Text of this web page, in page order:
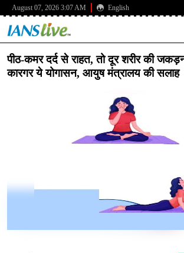
August 07, 2026 3:07 AM English
पीठ-कमर दर्द से राहत, तो दूर शरीर की
कारगर ये योगासन, आयुष मंत्रालय की सलाह